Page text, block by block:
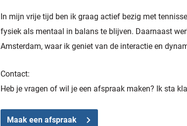
In mijn vrije tijd ben ik graag actief bezig met
fysiek als mentaal in balans te blijven. Daarnaast
Amsterdam, waar ik geniet van de interactie en
Contact:
Heb je vragen of wil je een afspraak maken? Ik sta
Maak een afspraak